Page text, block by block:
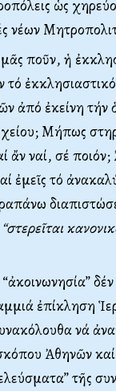
ὡς
νέων
ποῦν, ἡ
τό
ἀπό ἐκείνη
Μήπως
ναί, σέ ποιόν;
ἐμεῖς τό
“στερεῖται
δέν
ἐπίκληση
νά
Ἀθηνῶν καί
τῆς